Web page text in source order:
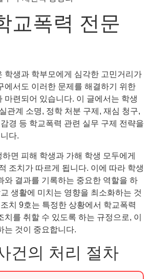
교폭력 전문
학생과 학부모에게 심각한 고민거리가
에서도 이러한 문제를 해결하기 위한
마련되어 있습니다. 이 글에서는 학생
관계 소명, 정학 처분 구제, 재심 청구,
경 등 학교폭력 관련 실무 구제 전략을
다.
면 피해 학생과 가해 학생 모두에게
조치가 따르게 됩니다. 이에 따라 학생
와 결과를 기록하는 중요한 역할을 하
생활에 미치는 영향을 최소화하는 것
치 9호는 특정한 상황에서 학교폭력
를 취할 수 있도록 하는 규정으로, 이
는 것이 중요합니다.
건의 처리 절차